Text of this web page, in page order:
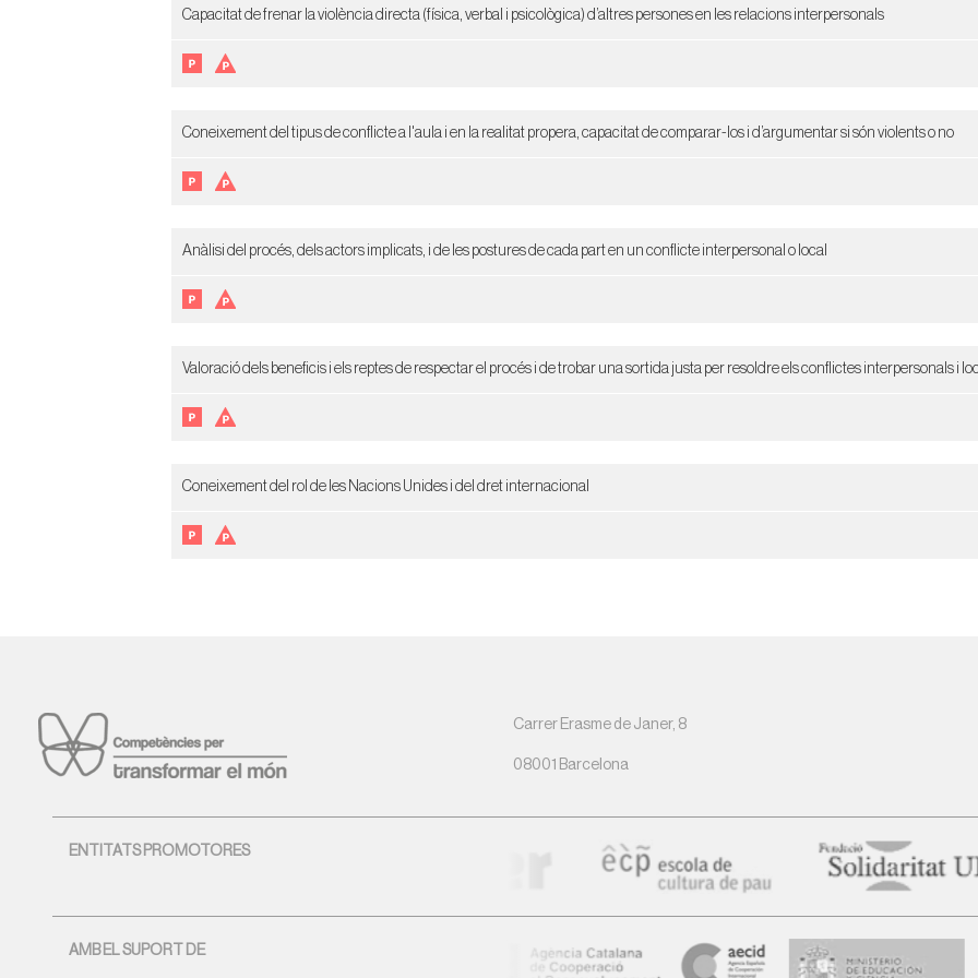
Capacitat de frenar la violència directa (física, verbal i psicològica) d’altres persones en les relacions interpersonals
Coneixement del tipus de conflicte a l'aula i en la realitat propera, capacitat de comparar-los i d’argumentar si són violents o no
Anàlisi del procés, dels actors implicats, i de les postures de cada part en un conflicte interpersonal o local
Valoració dels beneficis i els reptes de respectar el procés i de trobar una sortida justa per resoldre els conflictes interpersonals i
Coneixement del rol de les Nacions Unides i del dret internacional
Carrer Erasme de Janer, 8
08001 Barcelona
ENTITATS PROMOTORES
AMB EL SUPORT DE